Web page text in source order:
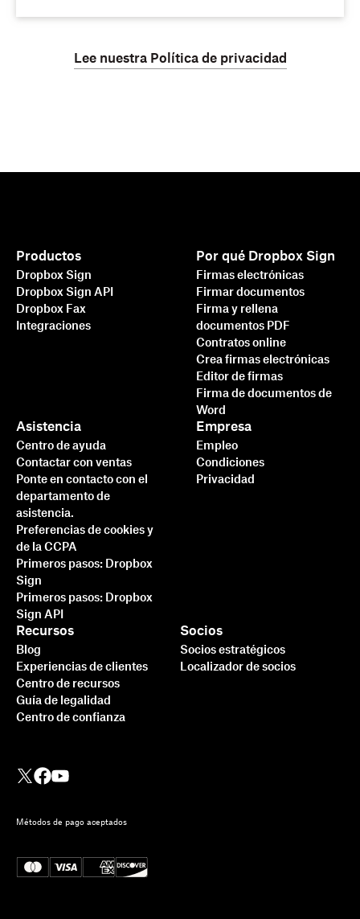
Lee nuestra Política de privacidad
Más rápido, más inteligente
y más seguro: descubre
cómo Dropbox Sign está
acelerando los negocios en
2025
Más información
Sign con Ruby on Rails: un
Productos
Dropbox Sign
Dropbox Sign API
Dropbox Fax
Integraciones
Por qué Dropbox Sign
Firmas electrónicas
Firmar documentos
Firma y rellena
documentos PDF
Contratos online
Crea firmas electrónicas
Editor de firmas
Firma de documentos de
Word
Asistencia
Centro de ayuda
Contactar con ventas
Ponte en contacto con el
departamento de
asistencia.
Preferencias de cookies y
de la CCPA
Primeros pasos: Dropbox
Sign
Primeros pasos: Dropbox
Sign API
Recursos
Blog
Experiencias de clientes
Centro de recursos
Guía de legalidad
Centro de confianza
Socios
Socios estratégicos
Localizador de socios
Empresa
Empleo
Condiciones
Privacidad
Métodos de pago aceptados